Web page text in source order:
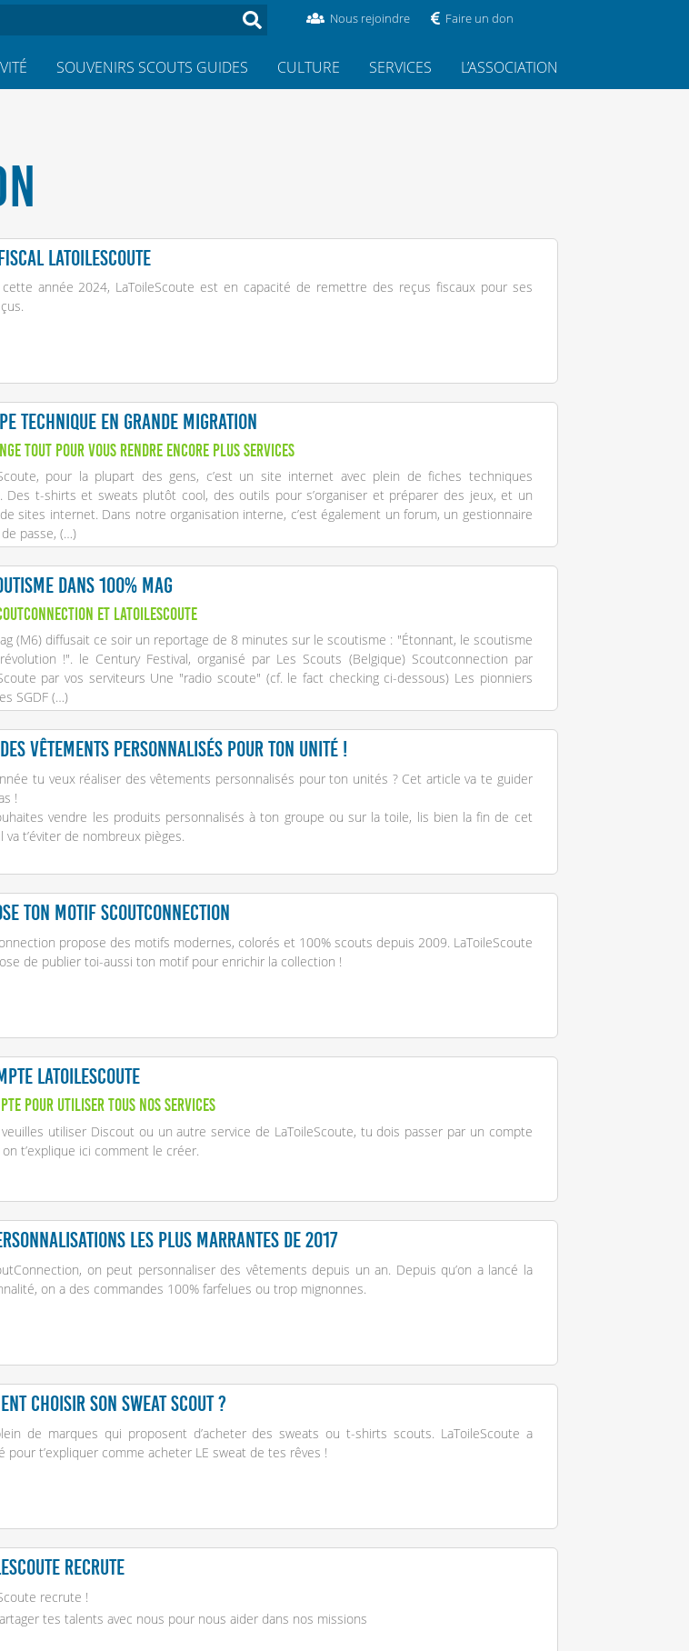
Nous rejoindre Faire un don
SOUVENIRS SCOUTS GUIDES CULTURE SERVICES L’ASSOCIATION
LaToileScoute
cette année 2024, LaToileScoute est en capacité de remettre des reçus fiscaux pour ses
technique en grande migration
tout pour vous rendre encore plus services
pour la plupart des gens, c’est un site internet avec plein de fiches techniques
Des t-shirts et sweats plutôt cool, des outils pour s’organiser et préparer des jeux, et un
sites internet. Dans notre organisation interne, c’est également un forum, un gestionnaire
passe, (…)
dans 100% Mag
et LaToileScoute
(M6) diffusait ce soir un reportage de 8 minutes sur le scoutisme : "Étonnant, le scoutisme
!". le Century Festival, organisé par Les Scouts (Belgique) Scoutconnection par
par vos serviteurs Une "radio scoute" (cf. le fact checking ci-dessous) Les pionniers
SGDF (…)
vêtements personnalisés pour ton unité !
tu veux réaliser des vêtements personnalisés pour ton unités ? Cet article va te guider
!
vendre les produits personnalisés à ton groupe ou sur la toile, lis bien la fin de cet
va t’éviter de nombreux pièges.
ton motif ScoutConnection
propose des motifs modernes, colorés et 100% scouts depuis 2009. LaToileScoute
de publier toi-aussi ton motif pour enrichir la collection !
LaToileScoute
pour utiliser tous nos services
utiliser Discout ou un autre service de LaToileScoute, tu dois passer par un compte
t’explique ici comment le créer.
les plus marrantes de 2017
, on peut personnaliser des vêtements depuis un an. Depuis qu’on a lancé la
on a des commandes 100% farfelues ou trop mignonnes.
choisir son sweat scout ?
de marques qui proposent d’acheter des sweats ou t-shirts scouts. LaToileScoute a
pour t’expliquer comme acheter LE sweat de tes rêves !
recrute
recrute !
tes talents avec nous pour nous aider dans nos missions